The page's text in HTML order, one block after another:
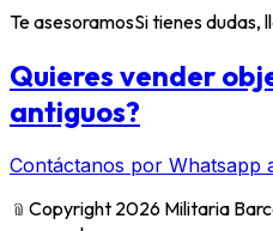
Te asesoramosSi tienes dudas,
Quieres vender
antiguos?
Contáctanos por Whatsapp
﹫ Copyright 2026 Militaria